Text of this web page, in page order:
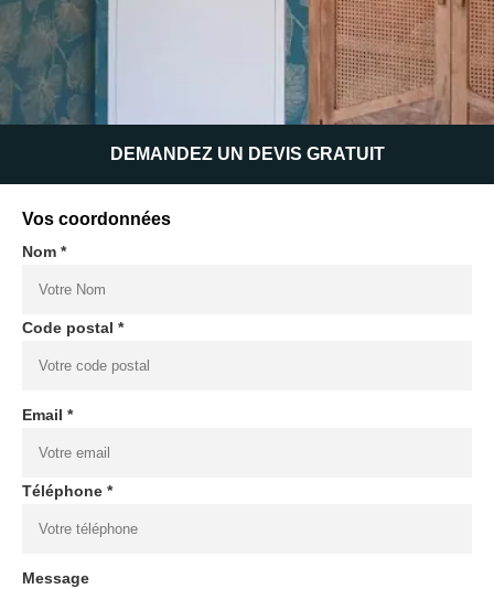
DEMANDEZ UN DEVIS GRATUIT
Vos coordonnées
Nom *
Code postal *
Email *
Téléphone *
Message